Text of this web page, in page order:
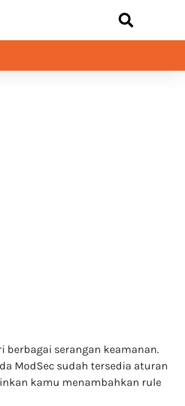
berbagai serangan keamanan.
ModSec sudah tersedia aturan
kamu menambahkan rule